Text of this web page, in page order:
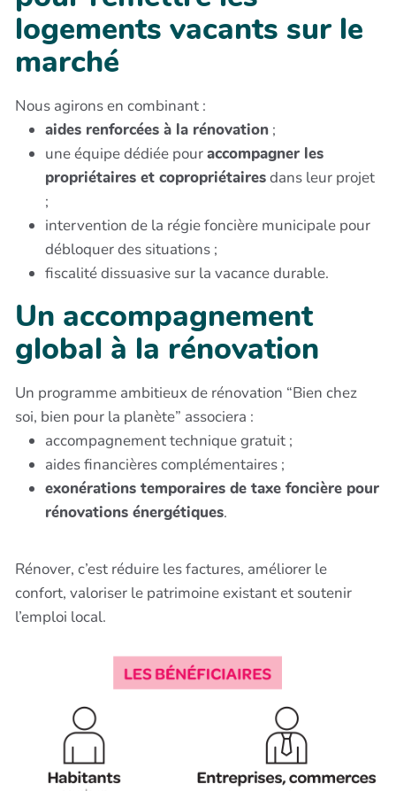
logements vacants sur le
marché
Nous agirons en combinant :
aides renforcées à la rénovation ;
une équipe dédiée pouraccompagner les
propriétaires et copropriétairesdans leur projet
;
intervention de la régie foncière municipale pour
débloquer des situations ;
fiscalité dissuasive sur la vacance durable.
Un accompagnement
global à la rénovation
Un programme ambitieux de rénovation “Bien chez
soi, bien pour la planète” associera :
accompagnement technique gratuit ;
aides financières complémentaires ;
exonérations temporaires de taxe foncière pour
rénovations énergétiques.
Rénover, c’est réduire les factures, améliorer le
confort, valoriser le patrimoine existant et soutenir
l’emploi local.